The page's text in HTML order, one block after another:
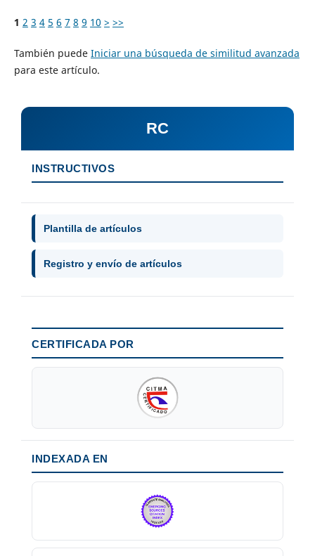
1 2 3 4 5 6 7 8 9 10 > >>
También puede Iniciar una búsqueda de similitud avanzada
para este artículo.
RC
INSTRUCTIVOS
Plantilla de artículos
Registro y envío de artículos
CERTIFICADA POR
INDEXADA EN